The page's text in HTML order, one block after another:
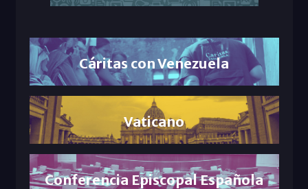
Cáritas con Venezuela
Vaticano
Conferencia Episcopal Española